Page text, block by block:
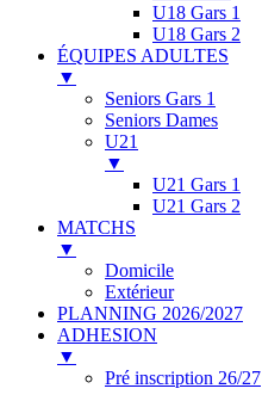
U18 Gars 1
U18 Gars 2
ÉQUIPES ADULTES
▼
Seniors Gars 1
Seniors Dames
U21
▼
U21 Gars 1
U21 Gars 2
MATCHS
▼
Domicile
Extérieur
PLANNING 2026/2027
ADHESION
▼
Pré inscription 26/27